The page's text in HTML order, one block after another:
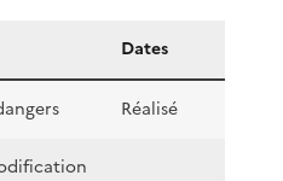
Dates
Réalisé